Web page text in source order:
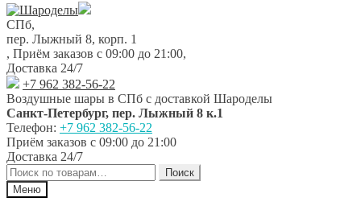
Перейти
к
навигации
Перейти
к
содержимому
СПб,
пер. Лыжный 8, корп. 1
, Приём заказов с 09:00 до 21:00,
Доставка 24/7
+7 962 382-56-22
Воздушные шары в СПб с доставкой Шароделы
Санкт-Петербург, пер. Лыжный 8 к.1
Телефон: +7 962 382-56-22
Приём заказов с 09:00 до 21:00
Доставка 24/7
Искать:
Поиск
Меню